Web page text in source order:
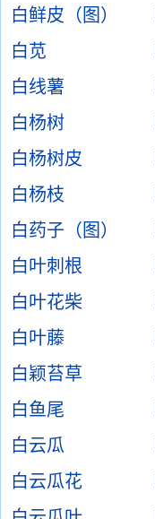
白鲜皮（图）
白苋
白线薯
白杨树
白杨树皮
白杨枝
白药子（图）
白叶刺根
白叶花柴
白叶藤
白颖苔草
白鱼尾
白云瓜
白云瓜花